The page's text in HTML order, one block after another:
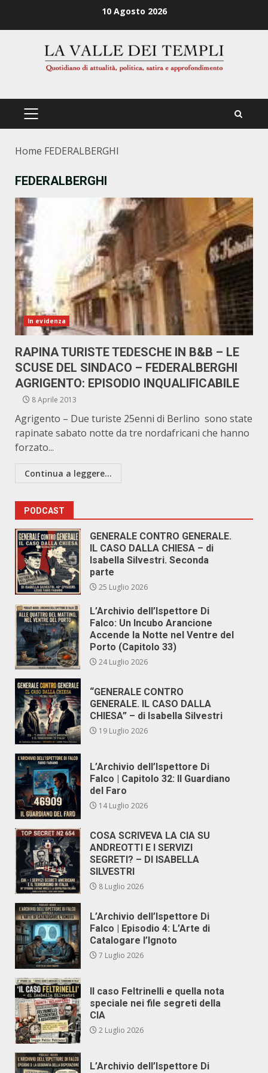
10 Agosto 2026
PRIMÄRES
Home FEDERALBERGHI
FEDERALBERGHI
In evidenza
RAPINA TURISTE TEDESCHE IN B&B – LE
SCUSE DEL SINDACO – FEDERALBERGHI
AGRIGENTO: EPISODIO INQUALIFICABILE
8 Aprile 2013
Agrigento – Due turiste 25enni di Berlino sono state
rapinate sabato notte da tre nordafricani che hanno
forzato...
Continua a leggere...
PODCAST
GENERALE CONTRO GENERALE.
IL CASO DALLA CHIESA – di
Isabella Silvestri. Seconda
parte
25 Luglio 2026
L’Archivio dell’Ispettore Di
Falco: Un Incubo Arancione
Accende la Notte nel Ventre del
Porto (Capitolo 33)
24 Luglio 2026
“GENERALE CONTRO
GENERALE. IL CASO DALLA
CHIESA” – di Isabella Silvestri
19 Luglio 2026
L’Archivio dell’Ispettore Di
Falco | Capitolo 32: Il Guardiano
del Faro
14 Luglio 2026
COSA SCRIVEVA LA CIA SU
ANDREOTTI E I SERVIZI
SEGRETI? – DI ISABELLA
SILVESTRI
8 Luglio 2026
L’Archivio dell’Ispettore Di
Falco | Episodio 4: L’Arte di
Catalogare l’Ignoto
7 Luglio 2026
Il caso Feltrinelli e quella nota
speciale nei file segreti della
CIA
2 Luglio 2026
L’Archivio dell’Ispettore Di